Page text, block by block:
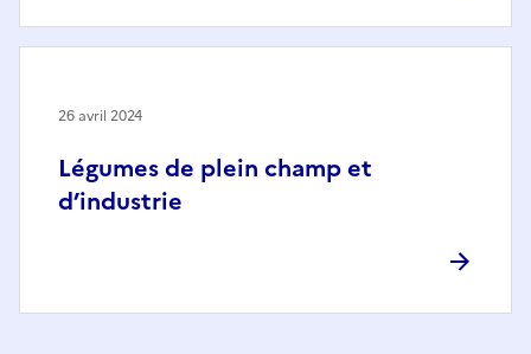
Légumes de plein champ et
d’industrie
26 avril 2024